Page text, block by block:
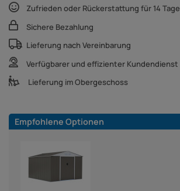
Zufrieden oder Rückerstattung für 14 Tage
Sichere Bezahlung
Lieferung nach Vereinbarung
Verfügbarer und effizienter Kundendienst
Lieferung im Obergeschoss
Empfohlene Optionen